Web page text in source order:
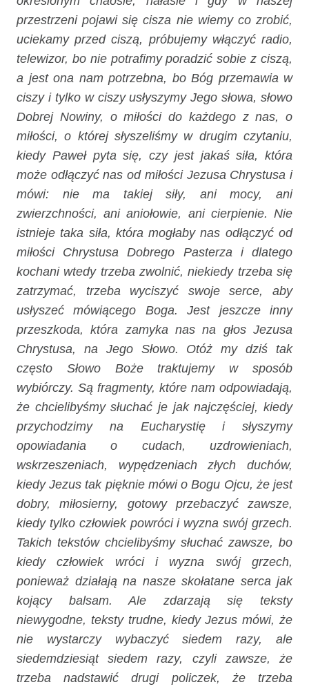
przestrzeni pojawi się cisza nie wiemy co zrobić,
uciekamy przed ciszą, próbujemy włączyć radio,
telewizor, bo nie potrafimy poradzić sobie z ciszą,
a jest ona nam potrzebna, bo Bóg przemawia w
ciszy i tylko w ciszy usłyszymy Jego słowa, słowo
Dobrej Nowiny, o miłości do każdego z nas, o
miłości, o której słyszeliśmy w drugim czytaniu,
kiedy Paweł pyta się, czy jest jakaś siła, która
może odłączyć nas od miłości Jezusa Chrystusa i
mówi: nie ma takiej siły, ani mocy, ani
zwierzchności, ani aniołowie, ani cierpienie. Nie
istnieje taka siła, która mogłaby nas odłączyć od
miłości Chrystusa Dobrego Pasterza i dlatego
kochani wtedy trzeba zwolnić, niekiedy trzeba się
zatrzymać, trzeba wyciszyć swoje serce, aby
usłyszeć mówiącego Boga. Jest jeszcze inny
przeszkoda, która zamyka nas na głos Jezusa
Chrystusa, na Jego Słowo. Otóż my dziś tak
często Słowo Boże traktujemy w sposób
wybiórczy. Są fragmenty, które nam odpowiadają,
że chcielibyśmy słuchać je jak najczęściej, kiedy
przychodzimy na Eucharystię i słyszymy
opowiadania o cudach, uzdrowieniach,
wskrzeszeniach, wypędzeniach złych duchów,
kiedy Jezus tak pięknie mówi o Bogu Ojcu, że jest
dobry, miłosierny, gotowy przebaczyć zawsze,
kiedy tylko człowiek powróci i wyzna swój grzech.
Takich tekstów chcielibyśmy słuchać zawsze, bo
kiedy człowiek wróci i wyzna swój grzech,
ponieważ działają na nasze skołatane serca jak
kojący balsam. Ale zdarzają się teksty
niewygodne, teksty trudne, kiedy Jezus mówi, że
nie wystarczy wybaczyć siedem razy, ale
siedemdziesiąt siedem razy, czyli zawsze, że
trzeba nadstawić drugi policzek, że trzeba